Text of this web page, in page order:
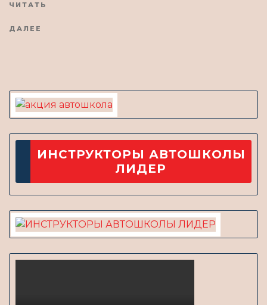
Предыдущая
ЧИТАТЬ
Читать
ДАЛЕЕ
ИНСТРУКТОРЫ АВТОШКОЛЫ
ЛИДЕР